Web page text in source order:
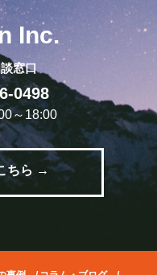
Inc.
窓口
0498
～18:00
ちら →